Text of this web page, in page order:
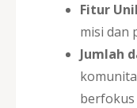
Fitur
misi dan
Jumlah
berfokus